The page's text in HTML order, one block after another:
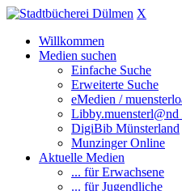
X
Willkommen
Medien suchen
Einfache Suche
Erweiterte Suche
eMedien /
DigiBib Münsterland
Munzinger Online
Aktuelle Medien
... für Erwachsene
... für Jugendliche